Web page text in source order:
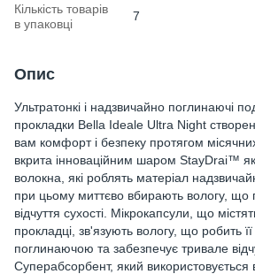
Кількість товарів
в упаковці
7
Опис
Ультратонкі і надзвичайно поглинаючі
прокладки Bella Ideale Ultra Night
вам комфорт і безпеку протягом
вкрита інноваційним шаром StayDrai™
волокна, які роблять матеріал
при цьому миттєво вбирають вологу, що
відчуття сухості. Мікрокапсули, що
прокладці, зв'язують вологу, що робить
поглинаючою та забезпечує тривале
Суперабсорбент, який використовується